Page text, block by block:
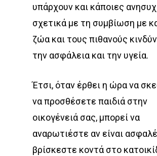
υπάρχουν και κάποιες
σχετικά με τη συμβίωση με
ζώα και τους πιθανούς
την ασφάλεια και την υγεία.
Έτσι, όταν έρθει η ώρα να
να προσθέσετε παιδιά στην
οικογένειά σας, μπορεί να
αναρωτιέστε αν είναι
βρίσκεστε κοντά στο